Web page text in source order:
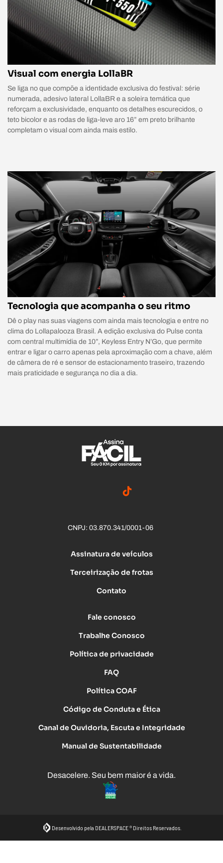
Visual com energia LollaBR
Se liga no que compõe a identidade exclusiva do festival: série
numerada, adesivo lateral LollaBR e a soleira temática que
reforçam a exclusividade, enquanto os detalhes escurecidos, o
teto bicolor e as rodas de liga-leve aro 16” em preto brilhante
completam o visual com ainda mais estilo.
Tecnologia que acompanha o seu ritmo
Dê o play nas suas viagens com ainda mais tecnologia e entre no
clima do Lollapalooza Brasil. A edição exclusiva do Pulse conta
com central multimídia de 10”, Keyless Entry N’Go, que permite
entrar e ligar o carro apenas pela aproximação com a chave, além
de câmera de ré e sensor de estacionamento traseiro, trazendo
mais praticidade e segurança no dia a dia.
CNPJ: 03.870.341/0001-06
Assinatura de veículos
Terceirização de frotas
Contato
Fale conosco
Trabalhe Conosco
Política de privacidade
FAQ
Política COAF
Código de Conduta e Ética
Canal de Ouvidoria, Escuta e Integridade
Manual de Sustentabilidade
Desacelere. Seu bem maior é a vida.
Desenvolvido pela DEALERSPACE ® Direitos Reservados.